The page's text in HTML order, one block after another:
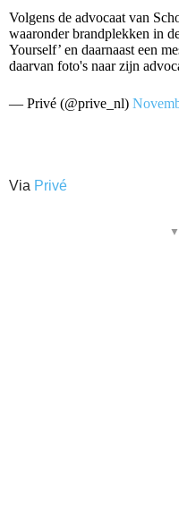
Volgens de advocaat van
waaronder brandplekken in
Yourself’ en daarnaast een
daarvan foto's naar zijn
— Privé (@prive_nl)
Via Privé
▼